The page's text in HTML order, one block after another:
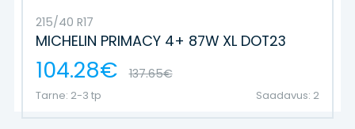
215/40 R17
MICHELIN PRIMACY 4+ 87W XL DOT23
104.28€ 137.65€
Tarne: 2-3 tp Saadavus: 2